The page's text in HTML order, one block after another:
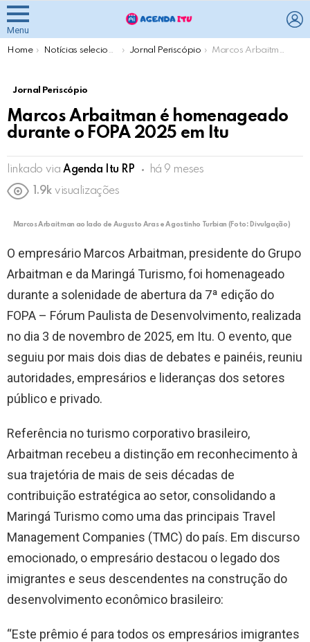
Menu
You are here:
Home Notícias selecionadas pela Agenda Itu Jornal Periscópio Marcos Arbaitman é homenageado durante o FOPA 2025 em Itu
Jornal Periscópio
Marcos Arbaitman é homenageado
durante o FOPA 2025 em Itu
linkado via Agenda Itu RP
há 9 meses
1.9k visualizações
Marcos Arbaitman ao lado de Augusto Aras e Agostinho Turbian (Foto: Divulgação)
O empresário Marcos Arbaitman, presidente do Grupo
Arbaitman e da Maringá Turismo, foi homenageado
durante a solenidade de abertura da 7ª edição do
FOPA – Fórum Paulista de Desenvolvimento, realizada
no dia 3 de novembro de 2025, em Itu. O evento, que
seguiu por mais dois dias de debates e painéis, reuniu
autoridades, empresários e lideranças dos setores
público e privado.
Referência no turismo corporativo brasileiro,
Arbaitman recebeu a distinção em reconhecimento à
sua trajetória de mais de seis décadas de
contribuição estratégica ao setor, consolidando a
Maringá Turismo como uma das principais Travel
Management Companies (TMC) do país. Em discurso
emocionado, o empresário destacou o legado dos
imigrantes e seus descendentes na construção do
desenvolvimento econômico brasileiro:
“Este prêmio é para todos os empresários imigrantes